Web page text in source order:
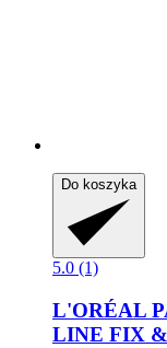
Do koszyka
5.0 (1)
L'ORÉAL
LINE FIX &